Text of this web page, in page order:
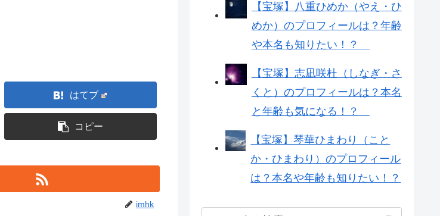
はてブ
コピー
imhk
【宝塚】八重ひめか（やえ・ひ
めか）のプロフィールは？年齢
や本名も知りたい！？
【宝塚】志凪咲杜（しなぎ・さ
くと）のプロフィールは？本名
と年齢も気になる！？
【宝塚】琴華ひまわり（こと
か・ひまわり）のプロフィール
は？本名や年齢も知りたい！？